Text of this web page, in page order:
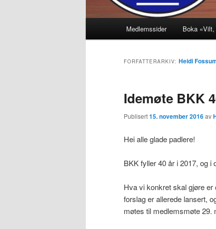
Medlemssider Boka
FORFATTERARKIV: Heidi
Idemøte BKK
Publisert15. november 2016av
Hei alle glade padlere!
BKK fyller 40 år i 2017, og i
Hva vi konkret skal gjøre er
forslag er allerede lansert,
møtes til medlemsmøte 29.